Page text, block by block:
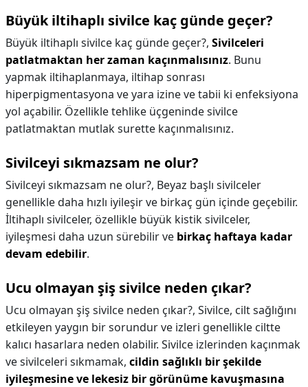
Büyük iltihaplı sivilce kaç günde geçer?
Büyük iltihaplı sivilce kaç günde geçer?, Sivilceleri
patlatmaktan her zaman kaçınmalısınız. Bunu
yapmak iltihaplanmaya, iltihap sonrası
hiperpigmentasyona ve yara izine ve tabii ki enfeksiyona
yol açabilir. Özellikle tehlike üçgeninde sivilce
patlatmaktan mutlak surette kaçınmalısınız.
Sivilceyi sıkmazsam ne olur?
Sivilceyi sıkmazsam ne olur?, Beyaz başlı sivilceler
genellikle daha hızlı iyileşir ve birkaç gün içinde geçebilir.
İltihaplı sivilceler, özellikle büyük kistik sivilceler,
iyileşmesi daha uzun sürebilir ve birkaç haftaya kadar
devam edebilir.
Ucu olmayan şiş sivilce neden çıkar?
Ucu olmayan şiş sivilce neden çıkar?, Sivilce, cilt sağlığını
etkileyen yaygın bir sorundur ve izleri genellikle ciltte
kalıcı hasarlara neden olabilir. Sivilce izlerinden kaçınmak
ve sivilceleri sıkmamak, cildin sağlıklı bir şekilde
iyileşmesine ve lekesiz bir görünüme kavuşmasına